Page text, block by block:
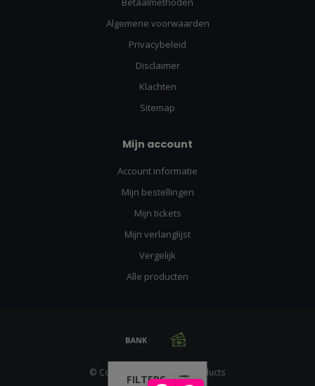
Algemene voorwaarden
Privacybeleid
Disclaimer
Klachten
Sitemap
Mijn account
Account informatie
Mijn bestellingen
Mijn tickets
Mijn verlanglijst
Vergelijk
Alle producten
© Copyright 2026 Racing Products
FILTERS